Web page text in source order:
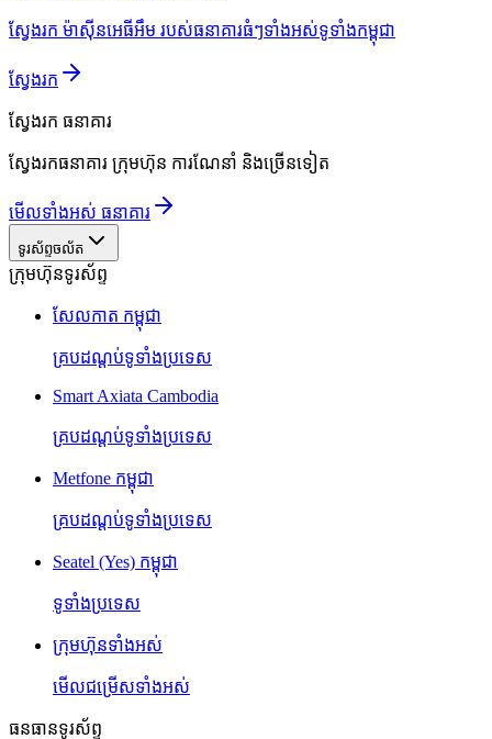
ស្វែងរក ម៉ាស៊ីនអេធីអឹម របស់ធនាគារធំៗទាំងអស់ទូទាំងកម្ពុជា
ស្វែងរក
ស្វែងរក ធនាគារ
ស្វែងរកធនាគារ ក្រុមហ៊ុន ការណែនាំ និងច្រើនទៀត
មើលទាំងអស់ ធនាគារ
ទូរស័ព្ទចល័ត
ក្រុមហ៊ុនទូរស័ព្ទ
សែលកាត កម្ពុជា
គ្របដណ្តប់ទូទាំងប្រទេស
Smart Axiata Cambodia
គ្របដណ្តប់ទូទាំងប្រទេស
Metfone កម្ពុជា
គ្របដណ្តប់ទូទាំងប្រទេស
Seatel (Yes) កម្ពុជា
ទូទាំងប្រទេស
ក្រុមហ៊ុនទាំងអស់
មើលជម្រើសទាំងអស់
ធនធានទូរស័ព្ទ